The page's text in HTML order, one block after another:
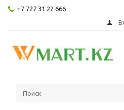
+7 727 31 22 666